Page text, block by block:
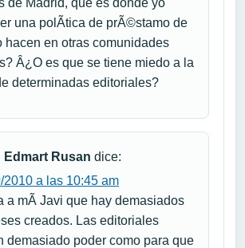
una polÃ­tica de prÃ©stamo de
hacen en otras comunidades
Â¿O es que se tiene miedo a la
determinadas editoriales?
Edmart Rusan dice:
2010 a las 10:45 am
a mÃ­ Javi que hay demasiados
creados. Las editoriales
demasiado poder como para que